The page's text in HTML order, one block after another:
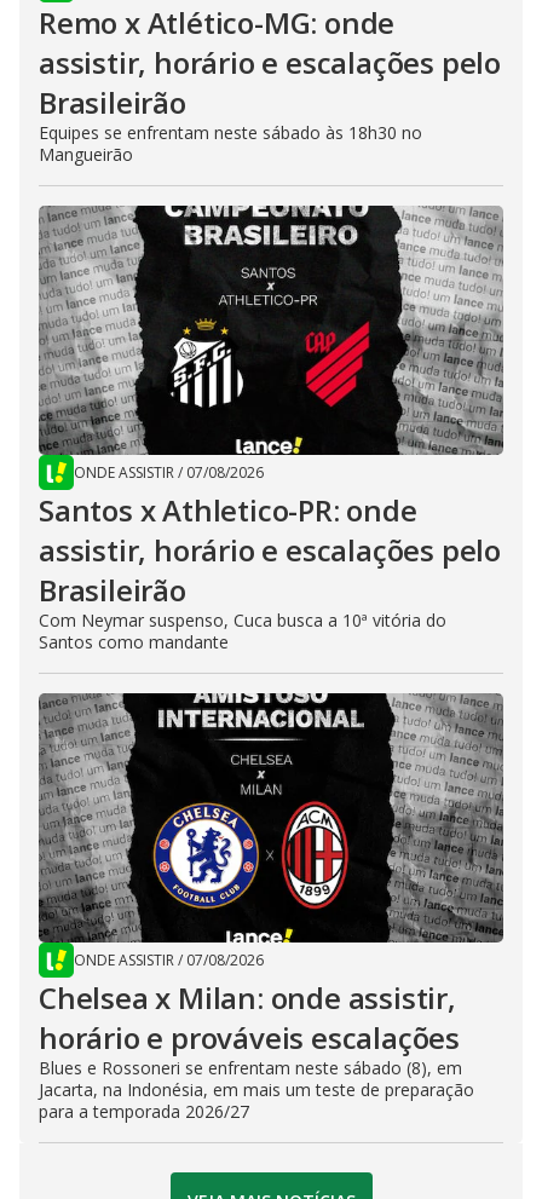
Remo x Atlético-MG: onde
assistir, horário e escalações pelo
Brasileirão
Equipes se enfrentam neste sábado às 18h30 no
Mangueirão
ONDE ASSISTIR/ 07/08/2026
Santos x Athletico-PR: onde
assistir, horário e escalações pelo
Brasileirão
Com Neymar suspenso, Cuca busca a 10ª vitória do
Santos como mandante
ONDE ASSISTIR/ 07/08/2026
Chelsea x Milan: onde assistir,
horário e prováveis escalações
Blues e Rossoneri se enfrentam neste sábado (8), em
Jacarta, na Indonésia, em mais um teste de preparação
para a temporada 2026/27